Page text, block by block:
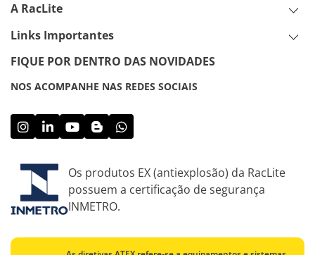
A RacLite
Links Importantes
FIQUE POR DENTRO DAS NOVIDADES
NOS ACOMPANHE NAS REDES SOCIAIS
Os produtos EX (antiexplosão) da RacLite
possuem a certificação de segurança
INMETRO.